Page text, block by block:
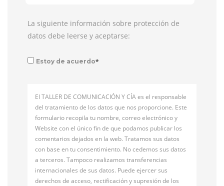
La siguiente información sobre protección de
datos debe leerse y aceptarse:
Estoy de acuerdo*
El TALLER DE COMUNICACIÓN Y CÍA es el responsable
del tratamiento de los datos que nos proporcione. Este
formulario recopila tu nombre, correo electrónico y
Website con el único fin de que podamos publicar los
comentarios dejados en la web. Tratamos sus datos
con base en tu consentimiento. No cedemos sus datos
a terceros. Tampoco realizamos transferencias
internacionales de sus datos. Puede ejercer sus
derechos de acceso, rectificación y supresión de los